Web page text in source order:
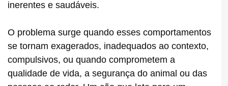
inerentes e saudáveis.
O problema surge quando esses comportamentos
se tornam exagerados, inadequados ao contexto,
compulsivos, ou quando comprometem a
qualidade de vida, a segurança do animal ou das